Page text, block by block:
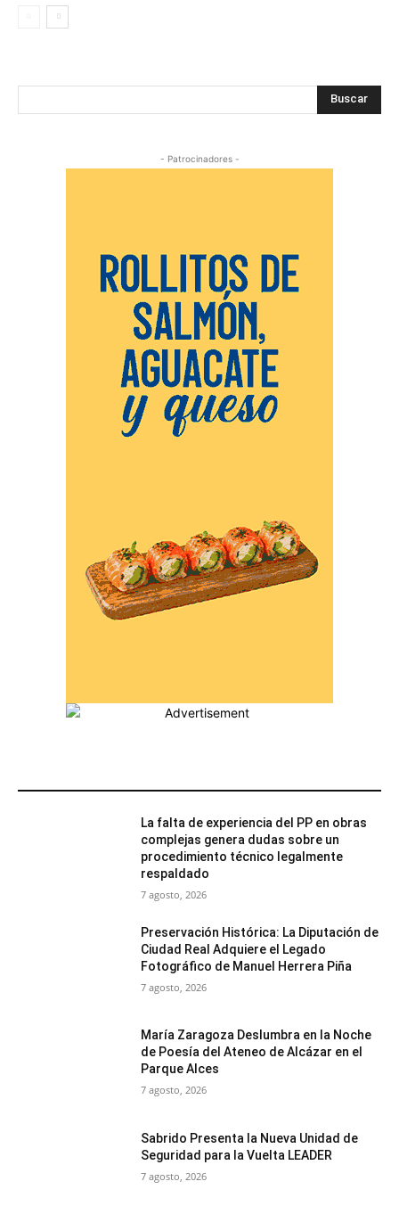
Buscar
- Patrocinadores -
La falta de experiencia del PP en obras
complejas genera dudas sobre un
procedimiento técnico legalmente
respaldado
7 agosto, 2026
Preservación Histórica: La Diputación de
Ciudad Real Adquiere el Legado
Fotográfico de Manuel Herrera Piña
7 agosto, 2026
María Zaragoza Deslumbra en la Noche
de Poesía del Ateneo de Alcázar en el
Parque Alces
7 agosto, 2026
Sabrido Presenta la Nueva Unidad de
Seguridad para la Vuelta LEADER
7 agosto, 2026